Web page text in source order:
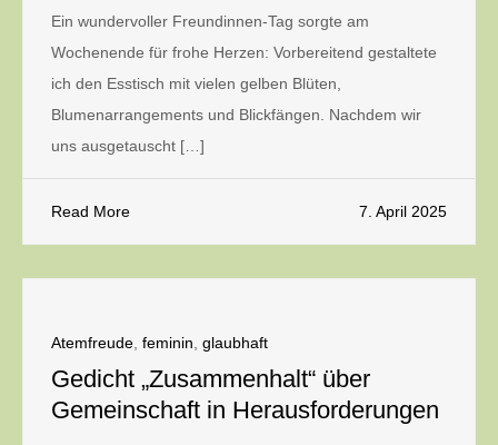
Ein wundervoller Freundinnen-Tag sorgte am
Wochenende für frohe Herzen: Vorbereitend gestaltete
ich den Esstisch mit vielen gelben Blüten,
Blumenarrangements und Blickfängen. Nachdem wir
uns ausgetauscht […]
Read More 7. April 2025
Atemfreude feminin glaubhaft
Gedicht „Zusammenhalt“ über
Gemeinschaft in Herausforderungen